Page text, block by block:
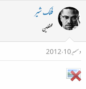
فلک شیر
محفلین
دسمبر 10، 2012